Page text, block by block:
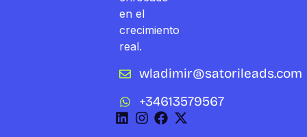
en el
crecimiento
real.
wladimir@satorileads.com
+34613579567